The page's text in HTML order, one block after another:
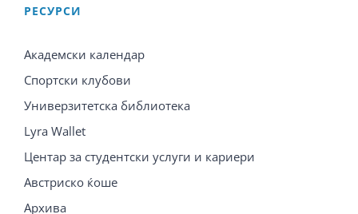
PЕСУРСИ
Академски календар
Спортски клубови
Универзитетска библиотека
Lyra Wallet
Центар за студентски услуги и кариери
Австриско ќоше
Архива